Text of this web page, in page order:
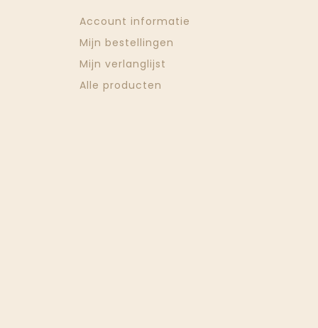
Account informatie
Mijn bestellingen
Mijn verlanglijst
Alle producten